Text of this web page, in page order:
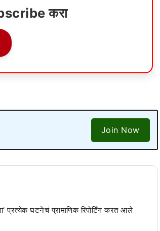
करा
Join Now
प्रत्येक घटनेचं प्रामाणिक रिपोर्टिंग करत आले